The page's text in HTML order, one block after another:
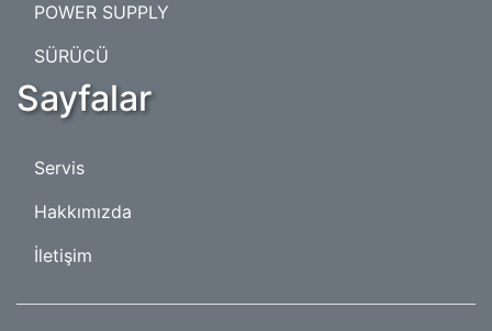
POWER SUPPLY
SÜRÜCÜ
Sayfalar
Servis
Hakkımızda
İletişim